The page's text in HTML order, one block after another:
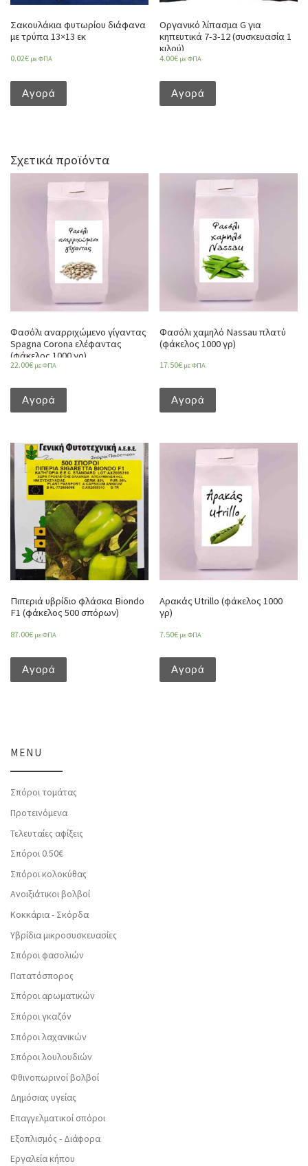
Σακουλάκια φυτωρίου διάφανα
με τρύπα 13×13 εκ
0.02€ με ΦΠΑ
Αγορά
Οργανικό λίπασμα G για
κηπευτικά 7-3-12 (συσκευασία 1
κιλού)
4.00€ με ΦΠΑ
Αγορά
Σχετικά προϊόντα
Φασόλι αναρριχώμενο γίγαντας
Spagna Corona ελέφαντας
(φάκελος 1000 γρ)
22.00€ με ΦΠΑ
Αγορά
Φασόλι χαμηλό Nassau πλατύ
(φάκελος 1000 γρ)
17.50€ με ΦΠΑ
Αγορά
Πιπεριά υβρίδιο φλάσκα Biondo
F1 (φάκελος 500 σπόρων)
87.00€ με ΦΠΑ
Αγορά
Αρακάς Utrillo (φάκελος 1000
γρ)
7.50€ με ΦΠΑ
Αγορά
MENU
Σπόροι τομάτας
Προτεινόμενα
Τελευταίες αφίξεις
Σπόροι 0.50€
Σπόροι κολοκύθας
Ανοιξιάτικοι βολβοί
Κοκκάρια - Σκόρδα
Υβρίδια μικροσυσκευασίες
Σπόροι φασολιών
Πατατόσπορος
Σπόροι αρωματικών
Σπόροι γκαζόν
Σπόροι λαχανικών
Σπόροι λουλουδιών
Φθινοπωρινοί βολβοί
Δημόσιας υγείας
Επαγγελματικοί σπόροι
Εξοπλισμός - Διάφορα
Εργαλεία κήπου